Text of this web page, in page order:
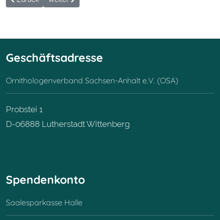
Geschäftsadresse
Ornithologenverband Sachsen-Anhalt e.V. (OSA)
Probstei 1
D-06888 Lutherstadt Wittenberg
Spendenkonto
Saalesparkasse Halle